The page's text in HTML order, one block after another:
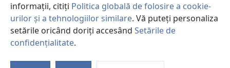
informații, citiți Politica globală de folosire a cookie-
urilor și a tehnologiilor similare. Vă puteți personaliza
setările oricând doriți accesând Setările de
confidențialitate.
Copyright© 2026 Watch Tower Bible and Tract Society of Pennsylvania.
CONDIȚII DE UTILIZARE